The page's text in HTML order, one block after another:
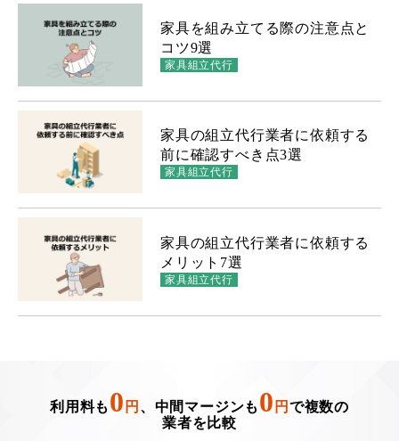
家具を組み立てる際の注意点と
コツ9選
家具組立代行
家具の組立代行業者に依頼する
前に確認すべき点3選
家具組立代行
家具の組立代行業者に依頼する
メリット7選
家具組立代行
利用料も 0 円 、中間マージンも 0 円 で複数の
業者を比較